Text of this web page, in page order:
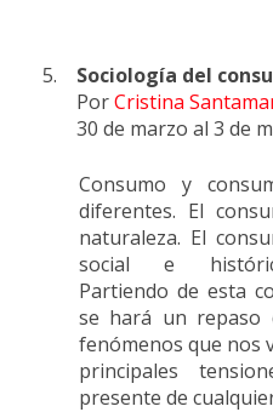
5.
Sociología del
PorCristina
30 de marzo al 3 de
Consumo y
diferentes. El
naturaleza. El
social e
Partiendo de esta
se hará un repaso
fenómenos que nos
principales
presente de